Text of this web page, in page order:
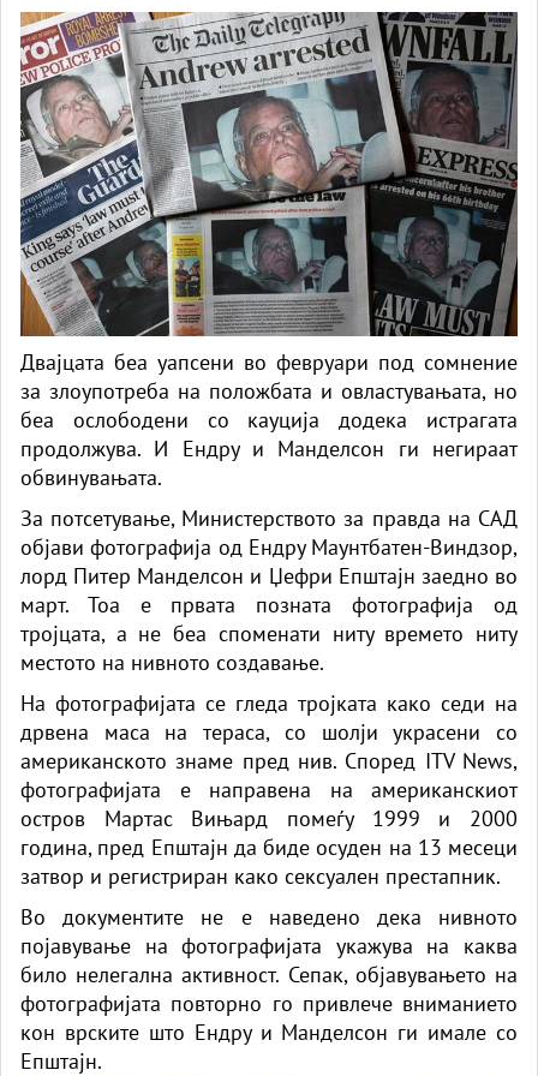
Двајцата беа уапсени во февруари под сомнение
за злоупотреба на положбата и овластувањата, но
беа ослободени со кауција додека истрагата
продолжува. И Ендру и Манделсон ги негираат
обвинувањата.
За потсетување, Министерството за правда на САД
објави фотографија од Ендру Маунтбатен-Виндзор,
лорд Питер Манделсон и Џефри Епштајн заедно во
март. Тоа е првата позната фотографија од
тројцата, а не беа споменати ниту времето ниту
местото на нивното создавање.
На фотографијата се гледа тројката како седи на
дрвена маса на тераса, со шолји украсени со
американското знаме пред нив. Според ITV News,
фотографијата е направена на американскиот
остров Мартас Вињард помеѓу 1999 и 2000
година, пред Епштајн да биде осуден на 13 месеци
затвор и регистриран како сексуален престапник.
Во документите не е наведено дека нивното
појавување на фотографијата укажува на каква
било нелегална активност. Сепак, објавувањето на
фотографијата повторно го привлече вниманието
кон врските што Ендру и Манделсон ги имале со
Епштајн.